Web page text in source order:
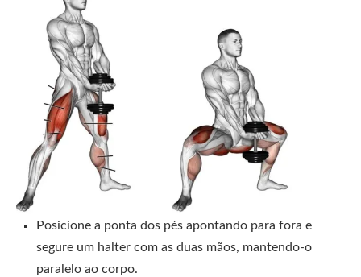
Posicione a ponta dos pés apontando para fora e
segure um halter com as duas mãos, mantendo-o
paralelo ao corpo.